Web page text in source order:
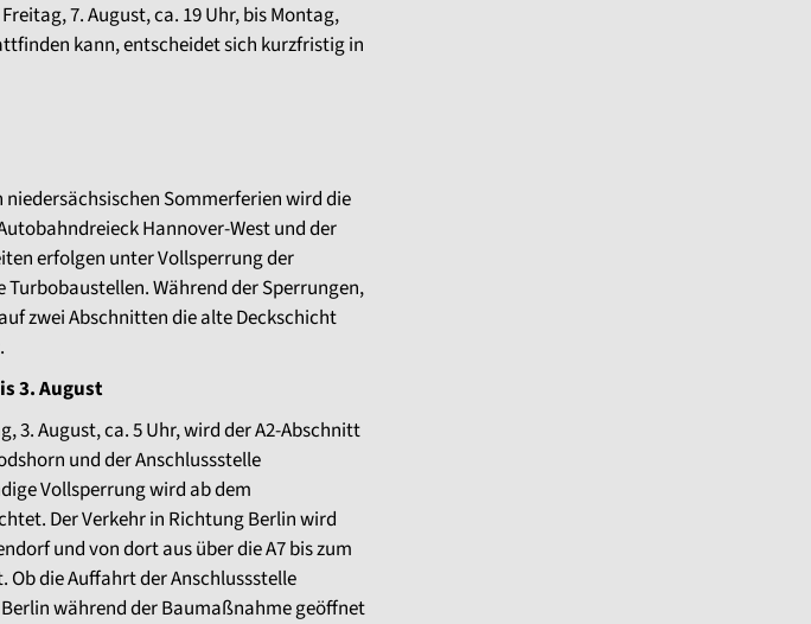
7. August, ca. 19 Uhr, bis Montag,
kann, entscheidet sich kurzfristig in
niedersächsischen Sommerferien wird die
Hannover-West und der
erfolgen unter Vollsperrung der
Während der Sperrungen,
zwei Abschnitten die alte Deckschicht
3. August
3. August, ca. 5 Uhr, wird der A2-Abschnitt
und der Anschlussstelle
Vollsperrung wird ab dem
Der Verkehr in Richtung Berlin wird
und von dort aus über die A7 bis zum
die Auffahrt der Anschlussstelle
während der Baumaßnahme geöffnet